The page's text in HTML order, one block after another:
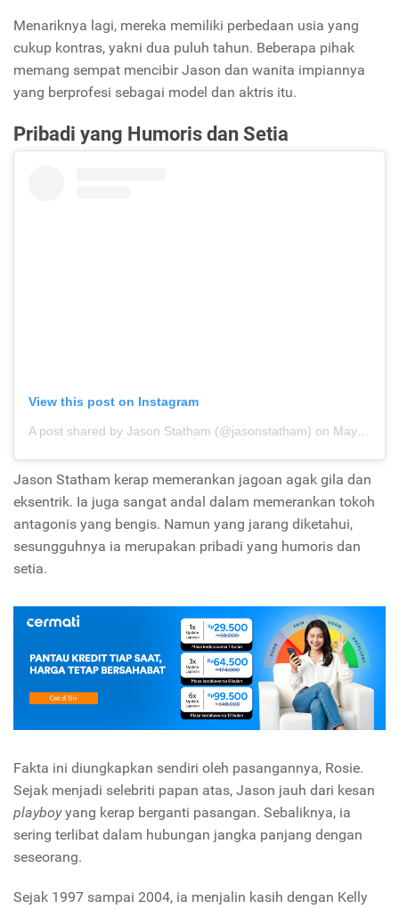
Menariknya lagi, mereka memiliki perbedaan usia yang
cukup kontras, yakni dua puluh tahun. Beberapa pihak
memang sempat mencibir Jason dan wanita impiannya
yang berprofesi sebagai model dan aktris itu.
Pribadi yang Humoris dan Setia
View this post on Instagram
A post shared by Jason Statham (@jasonstatham) on May 29, 2018 at 8:13pm PDT
Jason Statham kerap memerankan jagoan agak gila dan
eksentrik. Ia juga sangat andal dalam memerankan tokoh
antagonis yang bengis. Namun yang jarang diketahui,
sesungguhnya ia merupakan pribadi yang humoris dan
setia.
Fakta ini diungkapkan sendiri oleh pasangannya, Rosie.
Sejak menjadi selebriti papan atas, Jason jauh dari kesan
playboyyang kerap berganti pasangan. Sebaliknya, ia
sering terlibat dalam hubungan jangka panjang dengan
seseorang.
Sejak 1997 sampai 2004, ia menjalin kasih dengan Kelly